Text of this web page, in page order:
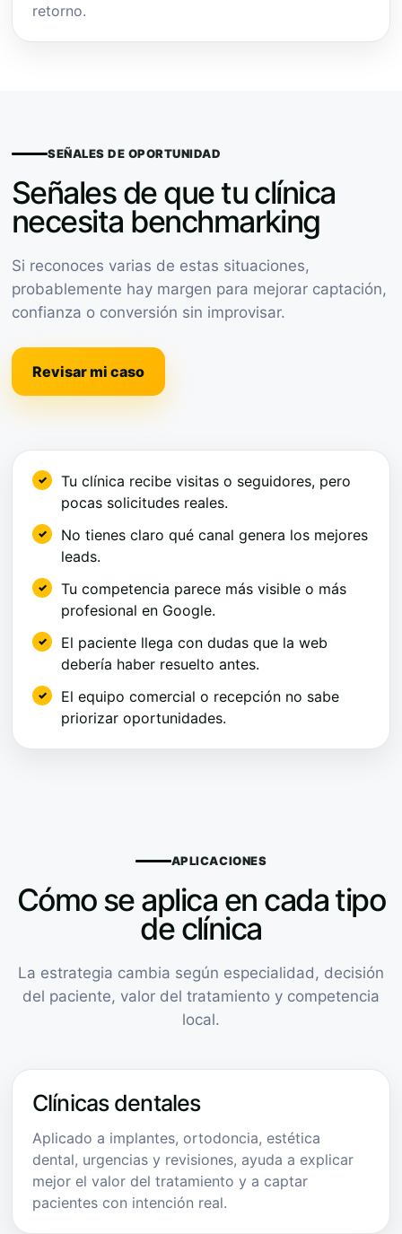
retorno.
SEÑALES DE OPORTUNIDAD
Señales de que tu clínica
necesita benchmarking
Si reconoces varias de estas situaciones,
probablemente hay margen para mejorar captación,
confianza o conversión sin improvisar.
Revisar mi caso
Tu clínica recibe visitas o seguidores, pero
pocas solicitudes reales.
No tienes claro qué canal genera los mejores
leads.
Tu competencia parece más visible o más
profesional en Google.
El paciente llega con dudas que la web
debería haber resuelto antes.
El equipo comercial o recepción no sabe
priorizar oportunidades.
APLICACIONES
Cómo se aplica en cada tipo
de clínica
La estrategia cambia según especialidad, decisión
del paciente, valor del tratamiento y competencia
local.
Clínicas dentales
Aplicado a implantes, ortodoncia, estética
dental, urgencias y revisiones, ayuda a explicar
mejor el valor del tratamiento y a captar
pacientes con intención real.